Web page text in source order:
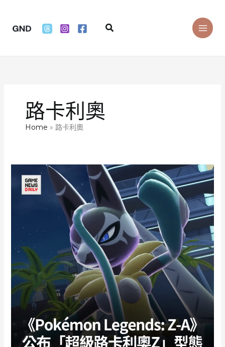
content
Search
路卡利奧
Home 路卡利奧